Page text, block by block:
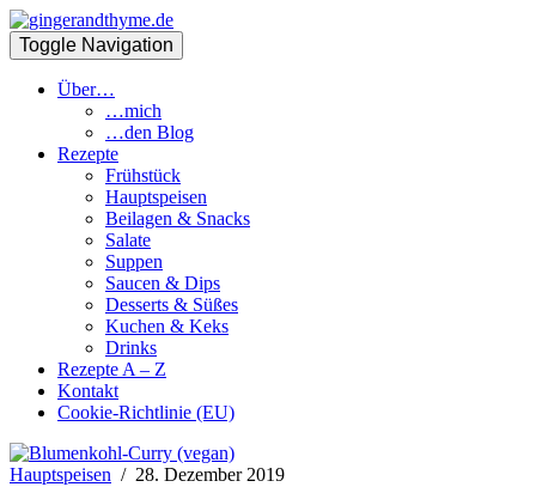
Toggle Navigation
Über…
…mich
…den Blog
Rezepte
Frühstück
Hauptspeisen
Beilagen & Snacks
Salate
Suppen
Saucen & Dips
Desserts & Süßes
Kuchen & Keks
Drinks
Rezepte A – Z
Kontakt
Cookie-Richtlinie (EU)
Hauptspeisen / 28. Dezember 2019